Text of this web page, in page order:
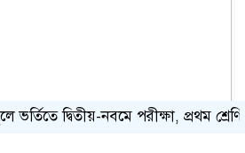
দ্বিতীয়-নবমে পরীক্ষা, প্রথম শ্রেণিতে